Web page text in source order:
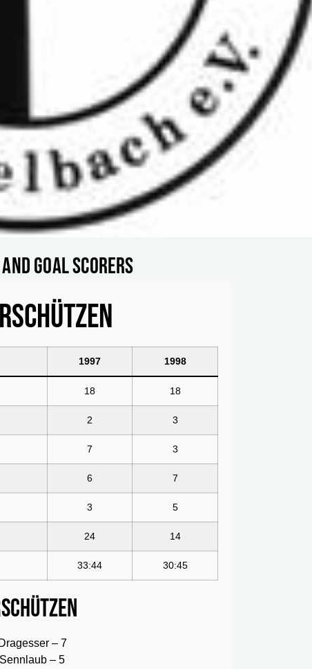
goal scorers
1997 1998
18 18
2 3
7 3
6 7
3 5
24 14
33:44 30:45
– 7
– 5